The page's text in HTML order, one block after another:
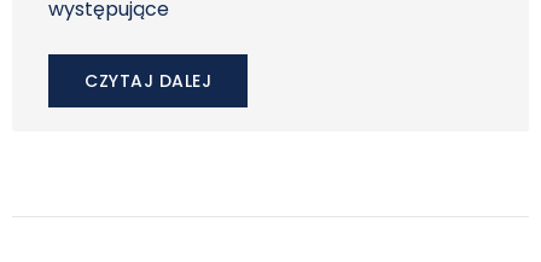
występujące
CZYTAJ DALEJ